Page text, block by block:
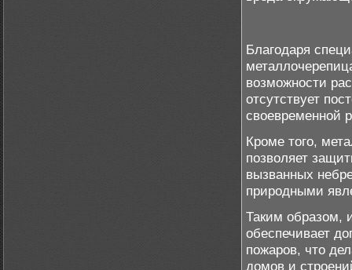
Благодаря
возможности
отсутствует
своевременной
Кроме того,
позволяет
вызванных
природными
Таким образом,
обеспечивает
пожаров, что
домов и